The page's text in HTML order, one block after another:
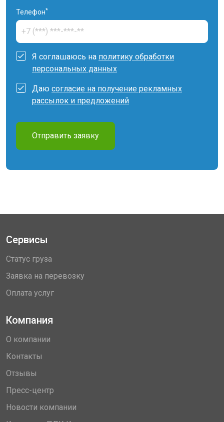
Телефон*
Я соглашаюсь на политику обработки
персональных данных
Даю согласие на получение рекламных
рассылок и предложений
Отправить заявку
Сервисы
Статус груза
Заявка на перевозку
Оплата услуг
Компания
О компании
Контакты
Отзывы
Пресс-центр
Новости компании